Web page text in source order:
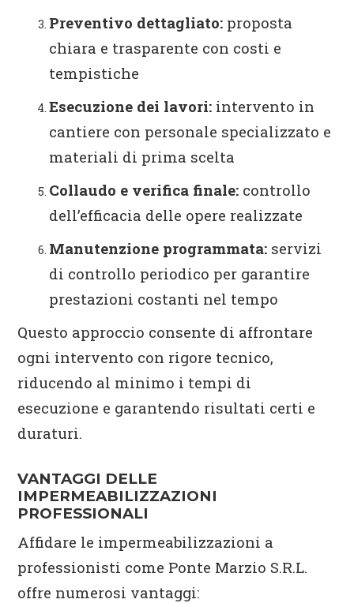
Preventivo dettagliato: proposta
chiara e trasparente con costi e
tempistiche
Esecuzione dei lavori: intervento in
cantiere con personale specializzato e
materiali di prima scelta
Collaudo e verifica finale: controllo
dell’efficacia delle opere realizzate
Manutenzione programmata: servizi
di controllo periodico per garantire
prestazioni costanti nel tempo
Questo approccio consente di affrontare
ogni intervento con rigore tecnico,
riducendo al minimo i tempi di
esecuzione e garantendo risultati certi e
duraturi.
VANTAGGI DELLE
IMPERMEABILIZZAZIONI
PROFESSIONALI
Affidare le impermeabilizzazioni a
professionisti come Ponte Marzio S.R.L.
offre numerosi vantaggi: